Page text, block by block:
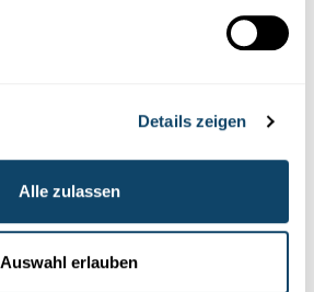
Details zeigen
Alle zulassen
Auswahl erlauben